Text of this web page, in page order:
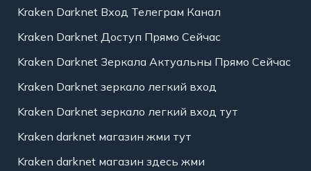
Kraken Darknet Вход Телеграм Канал
Kraken Darknet Доступ Прямо Сейчас
Kraken Darknet Зеркала Актуальны Прямо Сейчас
Kraken Darknet зеркало легкий вход
Kraken Darknet зеркало легкий вход тут
Kraken darknet магазин жми тут
Kraken darknet магазин здесь жми